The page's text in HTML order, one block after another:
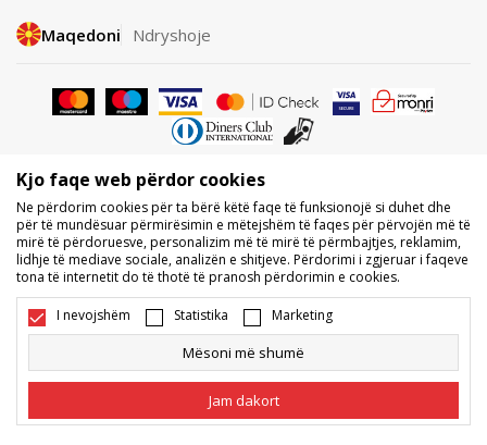
Maqedoni Ndryshoje
Nuk lejohet shkarkimi ose përdorimi i përmbajtjes nga faqet e internetit
të BDS.MK, pjesërisht ose tërësisht, dhe i referohet logove, markave
tregtare, përmbajtjes komerciale, as caktimi i tyre palëve të treta,
publikimi i tyre publikisht ose përdorimi i tyre për ndonjë për qëllime, pa
pëlqimin me shkrim të BDS.MK DOOEL.
Ne përpiqemi të jemi sa më të saktë në përshkrimin e produktit, foton
dhe vetë çmimin, por nuk mund të garantojmë që të gjitha informacionet
të jenë të plota dhe pa gabime. Të gjitha produktet e shfaqura në faqe
janë pjesë e ofertës sonë, por nuk kuptohet që ato duhet të jenë të
disponueshme gjatë gjithë kohës. Disponueshmërinë e produkteve mund
ta kontrolloni edhe në numrin e telefonit 02 3055 222.
, Duke krijuarNB SOFT
rezervuara.
Kjo faqe web përdor cookies
Ne përdorim cookies për ta bërë këtë faqe të funksionojë si duhet dhe
për të mundësuar përmirësimin e mëtejshëm të faqes për përvojën më të
mirë të përdoruesve, personalizim më të mirë të përmbajtjes, reklamim,
lidhje të mediave sociale, analizën e shitjeve. Përdorimi i zgjeruar i faqeve
tona të internetit do të thotë të pranosh përdorimin e cookies.
I nevojshëm Statistika Marketing
Mësoni më shumë
Jam dakort